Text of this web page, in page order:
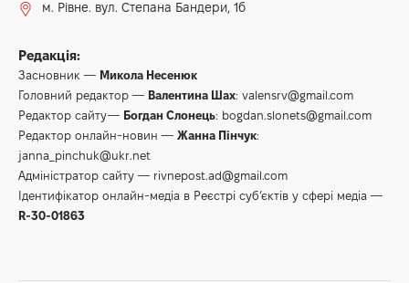
м. Рівне. вул. Степана Бандери, 1б
Редакція:
Засновник — Микола Несенюк
Головний редактор — Валентина Шах: valensrv@gmail.com
Редактор сайту— Богдан Слонець: bogdan.slonets@gmail.com
Редактор онлайн-новин — Жанна Пінчук:
janna_pinchuk@ukr.net
Адміністратор сайту — rivnepost.ad@gmail.com
Ідентифікатор онлайн-медіа в Реєстрі суб’єктів у сфері медіа —
R-30-01863